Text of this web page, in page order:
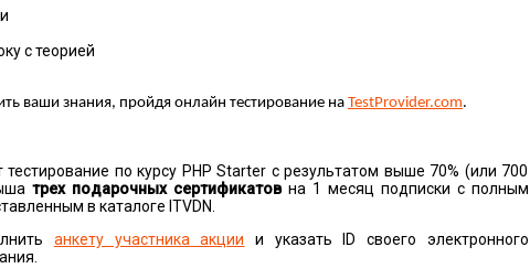
с теорией
ваши знания, пройдя онлайн тестирование наTestProvider.com.
по курсу PHP Starter с результатом выше 70% (или 700
трех подарочных сертификатовна 1 месяц подписки с полным
в каталоге ITVDN.
анкету участника акции и указать ID своего электронного